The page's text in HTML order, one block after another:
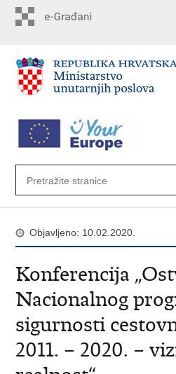
Objavljeno: 10.02.2020.
Konferencija
Nacionalnog
sigurnosti
2011. – 2020. –